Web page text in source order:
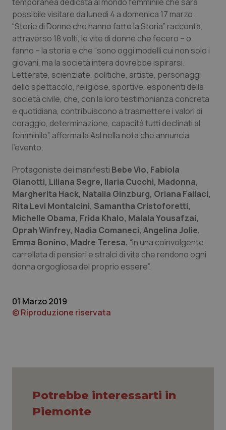
Campania
Emilia-Romagna
Friuli Venezia Giulia
Lazio
Liguria
Lombardia
Marche
Molise
Piemonte
Provincia Autonoma di Bolzano
Provincia Autonoma di Trento
Puglia
Umbria
Car-T
Colesterolo & coronaropatie
Dermatite Atopica
Diabete & glucometri
Disturbi dell’umore
Dolore
Donna & Salute
Epatiti
HIV
Infezioni & Febbre
Ipertensione & Scompenso
Malattie rare
Oftalmologia
possibile visitare da lunedì 4 a domenica 17 marzo.
“Storie di Donne che hanno fatto la Storia” racconta,
attraverso 18 volti, le vite di donne che fecero – o
fanno – la storia e che “sono oggi modelli cui non solo i
giovani, ma la società intera dovrebbe ispirarsi.
Letterate, scienziate, politiche, artiste, personaggi
dello spettacolo, religiose, sportive, esponenti della
società civile, che, con la loro testimonianza concreta
e quotidiana, contribuiscono a trasmettere i valori di
coraggio, determinazione, capacità tutti declinati al
femminile”, afferma la Asl nella nota che annuncia
l’evento.
Protagoniste dei manifesti Bebe Vio, Fabiola
Gianotti, Liliana Segre, Ilaria Cucchi, Madonna,
Margherita Hack, Natalia Ginzburg, Oriana Fallaci,
Rita Levi Montalcini, Samantha Cristoforetti,
Michelle Obama, Frida Khalo, Malala Yousafzai,
Oprah Winfrey, Nadia Comaneci, Angelina Jolie,
Emma Bonino, Madre Teresa, “in una coinvolgente
carrellata di pensieri e stralci di vita che rendono ogni
donna orgogliosa del proprio essere”.
01 Marzo 2019
© Riproduzione riservata
Potrebbe interessarti in
Piemonte